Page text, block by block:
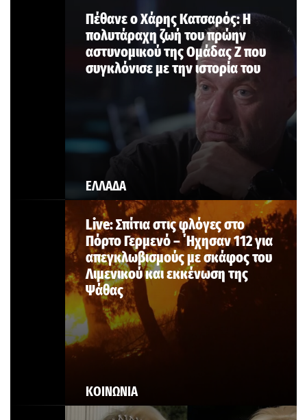
ΕΛΛΑΔΑ
Πέθανε ο Χάρης Κατσαρός: Η
πολυτάραχη ζωή του πρώην
αστυνομικού της Ομάδας Ζ που
συγκλόνισε με την ιστορία του
ΚΟΙΝΩΝΙΑ
Live: Σπίτια στις φλόγες στο
Πόρτο Γερμενό – ΄Ηχησαν 112 για
απεγκλωβισμούς με σκάφος του
Λιμενικού και εκκένωση της
Ψάθας